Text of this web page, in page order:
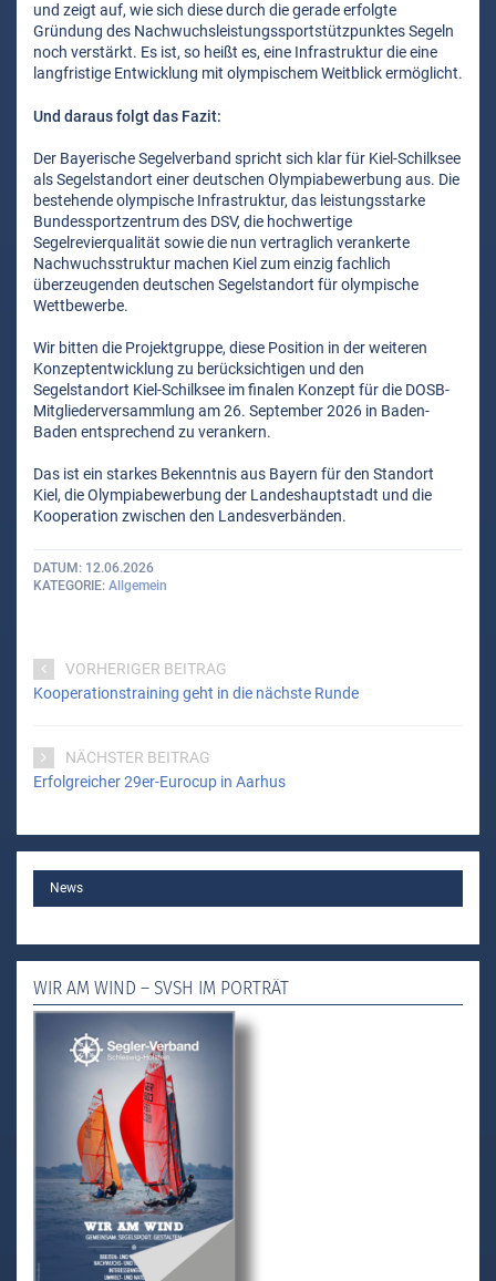
und zeigt auf, wie sich diese durch die gerade erfolgte
Gründung des Nachwuchsleistungssportstützpunktes Segeln
noch verstärkt. Es ist, so heißt es, eine Infrastruktur die eine
langfristige Entwicklung mit olympischem Weitblick ermöglicht.
Und daraus folgt das Fazit:
Der Bayerische Segelverband spricht sich klar für Kiel-Schilksee
als Segelstandort einer deutschen Olympiabewerbung aus. Die
bestehende olympische Infrastruktur, das leistungsstarke
Bundessportzentrum des DSV, die hochwertige
Segelrevierqualität sowie die nun vertraglich verankerte
Nachwuchsstruktur machen Kiel zum einzig fachlich
überzeugenden deutschen Segelstandort für olympische
Wettbewerbe.
Wir bitten die Projektgruppe, diese Position in der weiteren
Konzeptentwicklung zu berücksichtigen und den
Segelstandort Kiel-Schilksee im finalen Konzept für die DOSB-
Mitgliederversammlung am 26. September 2026 in Baden-
Baden entsprechend zu verankern.
Das ist ein starkes Bekenntnis aus Bayern für den Standort
Kiel, die Olympiabewerbung der Landeshauptstadt und die
Kooperation zwischen den Landesverbänden.
DATUM
12.06.2026
KATEGORIE Allgemein
VORHERIGER BEITRAG
Kooperationstraining geht in die nächste Runde
NÄCHSTER BEITRAG
Erfolgreicher 29er-Eurocup in Aarhus
MAIN
News
WIR AM WIND – SVSH IM PORTRÄT